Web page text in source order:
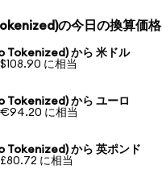
の今日の換算価格
Tokenized) から 米ドル
に相当
Tokenized) から ユーロ
€94.20 に相当
Tokenized) から 英ポンド
に相当